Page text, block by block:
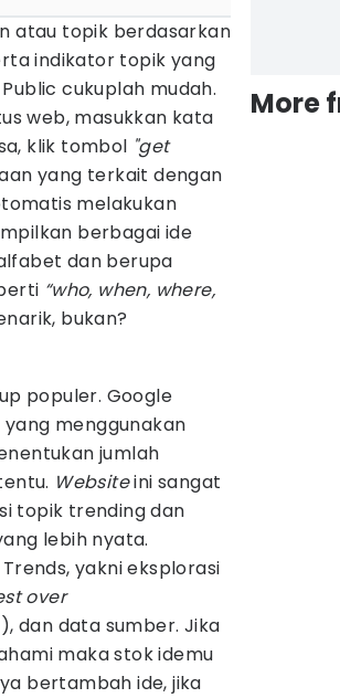
atau topik berdasarkan
indikator topik yang
cukuplah mudah.
web, masukkan kata
klik tombol "get
yang terkait dengan
melakukan
berbagai ide
dan berupa
“who, when, where,
bukan?
populer. Google
menggunakan
jumlah
Websiteini sangat
topik trending dan
lebih nyata.
yakni eksplorasi
over
dan data sumber. Jika
maka stok idemu
bertambah ide, jika
More